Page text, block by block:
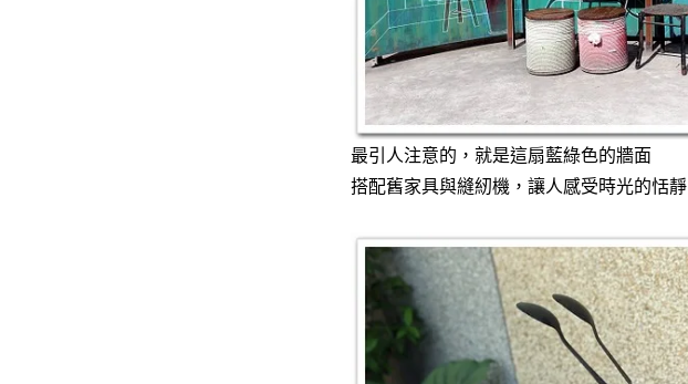
最引人注意的，就是這扇藍綠色的牆面
搭配舊家具與縫紉機，讓人感受時光的恬靜